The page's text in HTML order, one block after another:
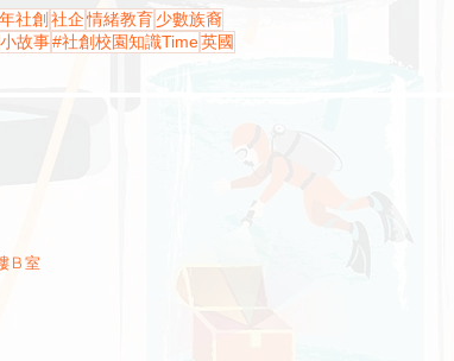
社創 社企情緒教育少數族裔
故事#社創校園知識Time英國
B室